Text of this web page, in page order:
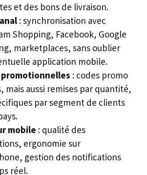
et des bons de livraison.
: synchronisation avec
Shopping, Facebook, Google
marketplaces, sans oublier
application mobile.
promotionnelles : codes promo
mais aussi remises par quantité,
par segment de clients
mobile : qualité des
ergonomie sur
gestion des notifications
réel.